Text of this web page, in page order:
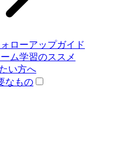
ローアップガイド
ム学習のススメ
い方へ
なもの